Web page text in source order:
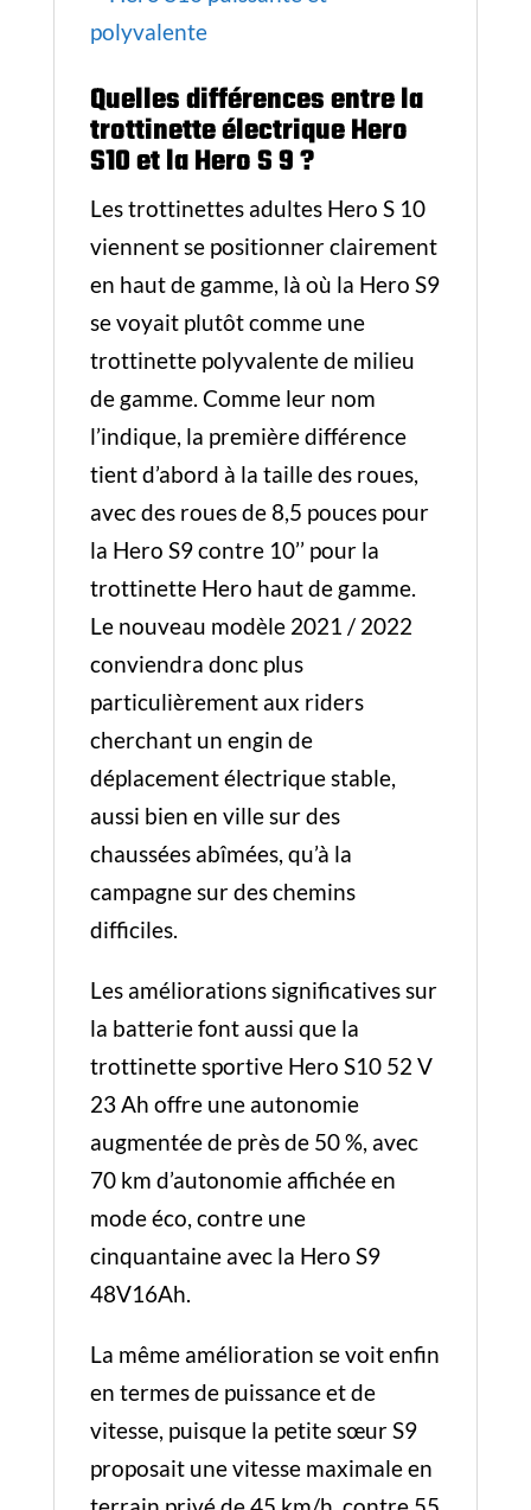
Quelles différences entre la
trottinette électrique Hero
S10 et la Hero S 9 ?
Les trottinettes adultes Hero S 10
viennent se positionner clairement
en haut de gamme, là où la Hero S9
se voyait plutôt comme une
trottinette polyvalente de milieu
de gamme. Comme leur nom
l’indique, la première différence
tient d’abord à la taille des roues,
avec des roues de 8,5 pouces pour
la Hero S9 contre 10’’ pour la
trottinette Hero haut de gamme.
Le nouveau modèle 2021 / 2022
conviendra donc plus
particulièrement aux riders
cherchant un engin de
déplacement électrique stable,
aussi bien en ville sur des
chaussées abîmées, qu’à la
campagne sur des chemins
difficiles.
Les améliorations significatives sur
la batterie font aussi que la
trottinette sportive Hero S10 52 V
23 Ah offre une autonomie
augmentée de près de 50 %, avec
70 km d’autonomie affichée en
mode éco, contre une
cinquantaine avec la Hero S9
48V16Ah.
La même amélioration se voit enfin
en termes de puissance et de
vitesse, puisque la petite sœur S9
proposait une vitesse maximale en